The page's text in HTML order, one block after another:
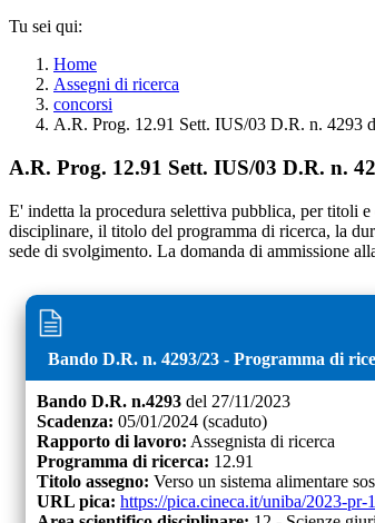
Tu sei qui:
Home
Assegni di ricerca
concorsi
A.R. Prog. 12.91 Sett. IUS/03 D.R. n. 4293
A.R. Prog. 12.91 Sett. IUS/03 D.R. n.
E' indetta la procedura selettiva pubblica, per titoli
disciplinare, il titolo del programma di ricerca, la
sede di svolgimento. La domanda di ammissione
Bando D.R. n. 4293/23 - Programma di
Bando D.R. n.4293 del 27/11/2023
Scadenza: 05/01/2024 (scaduto)
Rapporto di lavoro: Assegnista di ricerca
Programma di ricerca: 12.91
Titolo assegno: Verso un sistema alimentare
URL pica: https://pica.cineca.it/uniba/2023-pr-